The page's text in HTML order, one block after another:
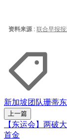
新加坡团队珊蒂
上一篇
【东运会】两破
首金